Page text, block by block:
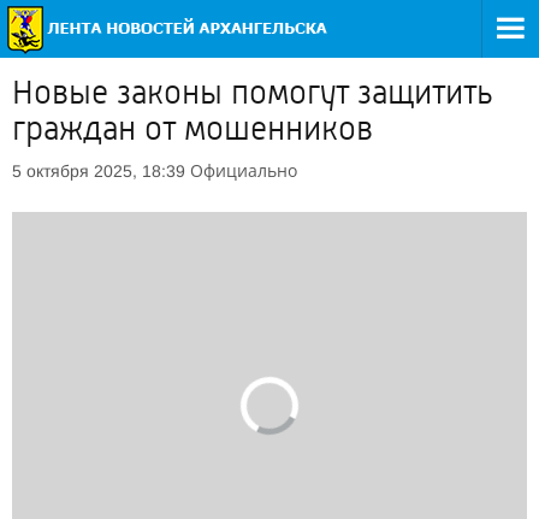
Новые законы помогут защитить
граждан от мошенников
5 октября 2025, 18:39 Официально